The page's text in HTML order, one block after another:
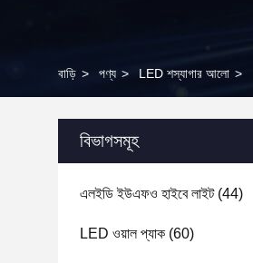
বাড়ি > পণ্য > LED শস্যাগার আলো >
বিভাগসমূহ
এলইডি ইউএফও হাইবে লাইট(44)
LED ওয়াল প্যাক (60)